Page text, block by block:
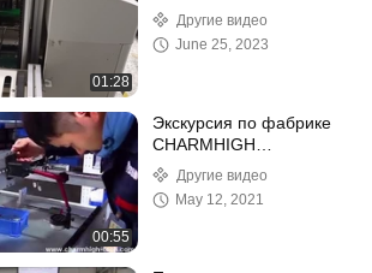
01:28
PCB в фабрике
Charmhigh
Другие видео
June 25, 2023
00:55
Экскурсия по фабрике
CHARMHIGH
TECHNOLOGY
LIMITED
Другие видео
May 12, 2021